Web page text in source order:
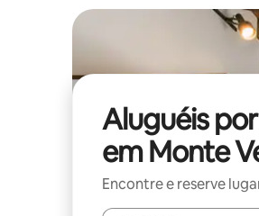
Aluguéis
em Monte
Encontre e reserve